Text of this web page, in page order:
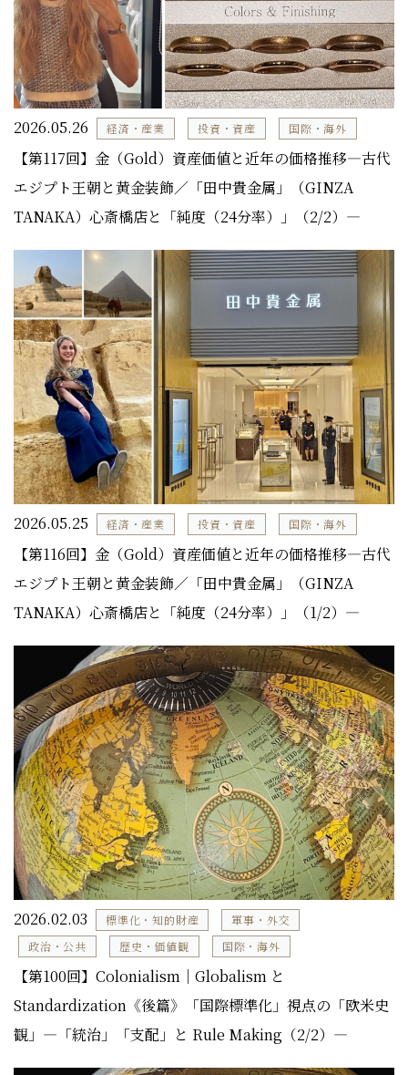
2026.05.26 経済・産業 投資・資産 国際・海外
【第117回】金（Gold）資産価値と近年の価格推移―古代
エジプト王朝と黄金装飾／「田中貴金属」（GINZA
TANAKA）心斎橋店と「純度（24分率）」（2/2）―
2026.05.25 経済・産業 投資・資産 国際・海外
【第116回】金（Gold）資産価値と近年の価格推移―古代
エジプト王朝と黄金装飾／「田中貴金属」（GINZA
TANAKA）心斎橋店と「純度（24分率）」（1/2）―
2026.02.03 標準化・知的財産
軍事・外交
政治・公共
歴史・価値観 国際・海外
【第100回】Colonialism｜Globalism と
Standardization《後篇》「国際標準化」視点の「欧米史
観」―「統治」「支配」と Rule Making（2/2）―